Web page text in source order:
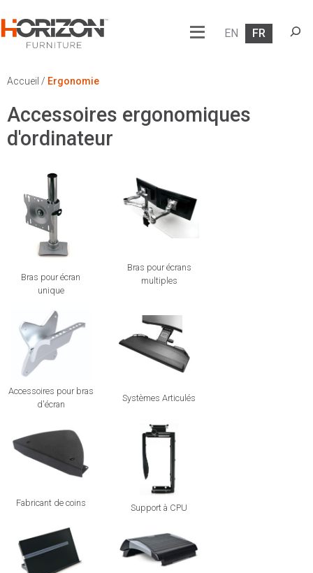
EN FR
Accueil / Ergonomie
Accessoires ergonomiques
d'ordinateur
Bras pour écran
unique
Bras pour écrans
multiples
Accessoires pour bras
d'écran
Systèmes Articulés
Fabricant de coins
Support à CPU